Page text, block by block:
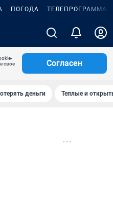
ПОГОДА ТЕЛЕПРОГРАММА
свое
Согласен
деньги Теплые и